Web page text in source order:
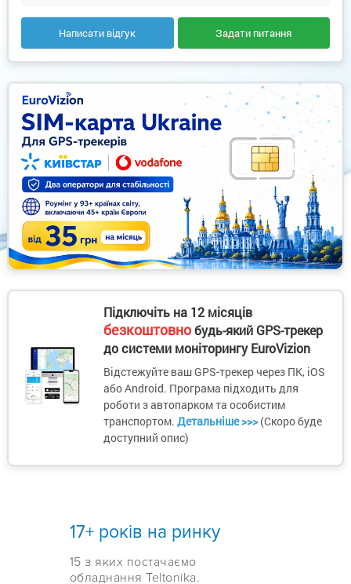
Написати відгук Задати питання
Підключіть на 12 місяців
безкоштовнобудь-який GPS-трекер
до системи моніторингу EuroVizion
Відстежуйте ваш GPS-трекер через ПК, iOS
або Android. Програма підходить для
роботи з автопарком та особистим
транспортом. Детальніше >>>(Скоро буде
доступний опис)
17+ років на ринку
15 з яких постачаємо
обладнання Teltonika.